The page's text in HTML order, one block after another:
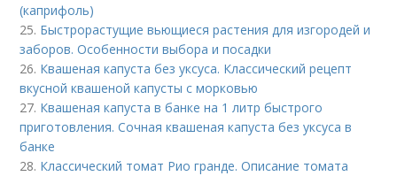
(каприфоль)
25. Быстрорастущие вьющиеся растения для изгородей и
заборов. Особенности выбора и посадки
26. Квашеная капуста без уксуса. Классический рецепт
вкусной квашеной капусты с морковью
27. Квашеная капуста в банке на 1 литр быстрого
приготовления. Сочная квашеная капуста без уксуса в
банке
28. Классический томат Рио гранде. Описание томата